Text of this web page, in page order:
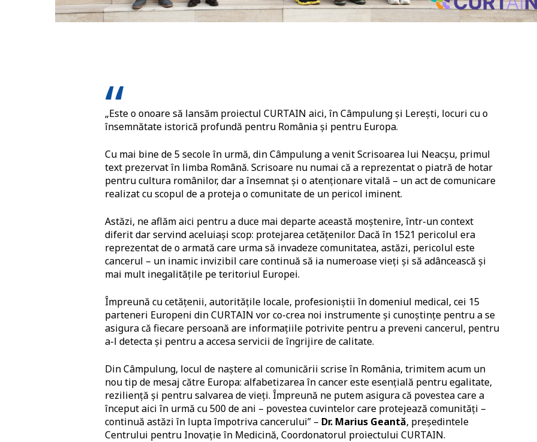
„Este o onoare să lansăm proiectul CURTAIN aici, în Câmpulung și Lerești, locuri cu o
însemnătate istorică profundă pentru România și pentru Europa.
Cu mai bine de 5 secole în urmă, din Câmpulung a venit Scrisoarea lui Neacșu, primul
text prezervat în limba Română. Scrisoare nu numai că a reprezentat o piatră de hotar
pentru cultura românilor, dar a însemnat și o atenționare vitală – un act de comunicare
realizat cu scopul de a proteja o comunitate de un pericol iminent.
Astăzi, ne aflăm aici pentru a duce mai departe această moștenire, într-un context
diferit dar servind aceluiași scop: protejarea cetățenilor. Dacă în 1521 pericolul era
reprezentat de o armată care urma să invadeze comunitatea, astăzi, pericolul este
cancerul – un inamic invizibil care continuă să ia numeroase vieți și să adâncească și
mai mult inegalitățile pe teritoriul Europei.
Împreună cu cetățenii, autoritățile locale, profesioniștii în domeniul medical, cei 15
parteneri Europeni din CURTAIN vor co-crea noi instrumente și cunoștințe pentru a se
asigura că fiecare persoană are informațiile potrivite pentru a preveni cancerul, pentru
a-l detecta și pentru a accesa servicii de îngrijire de calitate.
Din Câmpulung, locul de naștere al comunicării scrise în România, trimitem acum un
nou tip de mesaj către Europa: alfabetizarea în cancer este esențială pentru egalitate,
reziliență și pentru salvarea de vieți. Împreună ne putem asigura că povestea care a
început aici în urmă cu 500 de ani – povestea cuvintelor care protejează comunități –
continuă astăzi în lupta împotriva cancerului” – Dr. Marius Geantă, președintele
Centrului pentru Inovație în Medicină, Coordonatorul proiectului CURTAIN.